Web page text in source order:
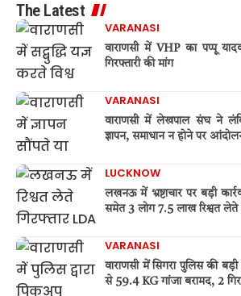
The Latest
VARANASI
वाराणसी में VHP का पप्पू
गिरफ्तारी की मांग
VARANASI
वाराणसी में लेखपाल संघ ने
ज्ञापन, समाधान न होने पर
LUCKNOW
लखनऊ में भ्रष्टाचार पर बड़ी
समेत 3 लोग 7.5 लाख रिश्वत लेते
VARANASI
वाराणसी में सिगरा पुलिस की बड़ी
से 59.4 KG गांजा बरामद, 2